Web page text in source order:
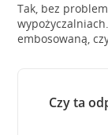
Tak, bez
wypożyczalniach.
embosowaną,
Czy ta